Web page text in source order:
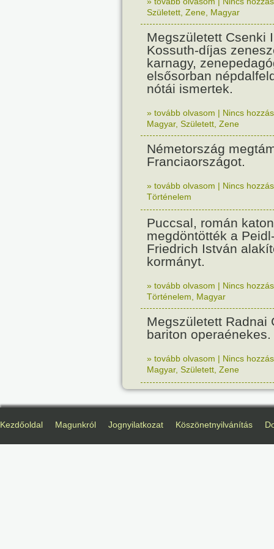
Született Zene Magyar
Megszületett Csenki
Kossuth-díjas
karnagy,
elsősorban
nótái ismertek.
» tovább olvasom | Nincs
Magyar, Született Zene
Németország
Franciaországot.
» tovább olvasom | Nincs
Történelem
Puccsal, román
megdöntötték a
Friedrich István
kormányt.
» tovább olvasom | Nincs
Történelem
Magyar
Megszületett Radnai
bariton operaénekes.
» tovább olvasom | Nincs
Magyar, Született Zene
Kezdőoldal Magunkról Jognyilatkozat Köszönetnyilvánítás